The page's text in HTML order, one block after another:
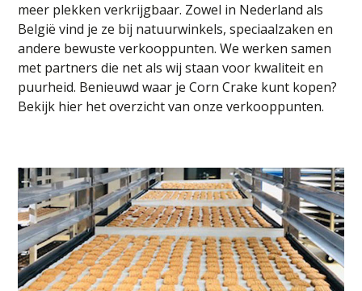
meer plekken verkrijgbaar. Zowel in Nederland als
België vind je ze bij natuurwinkels, speciaalzaken en
andere bewuste verkooppunten. We werken samen
met partners die net als wij staan voor kwaliteit en
puurheid. Benieuwd waar je Corn Crake kunt kopen?
Bekijk hier het overzicht van onze verkooppunten.